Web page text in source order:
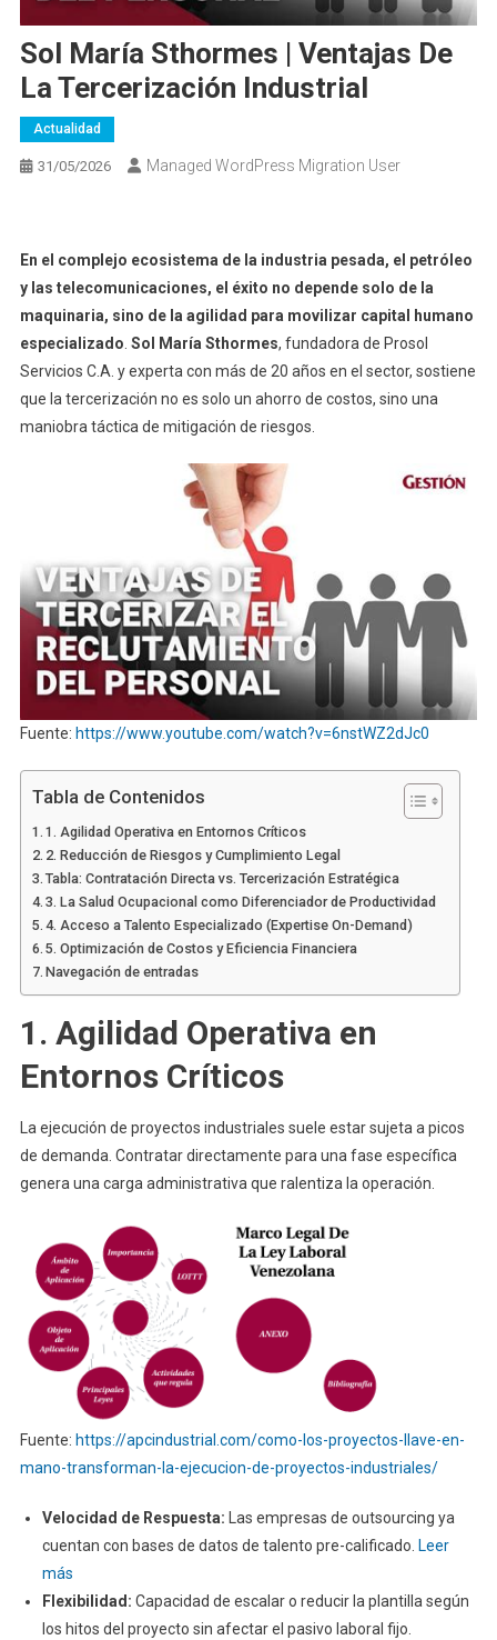
Sol María Sthormes | Ventajas De
La Tercerización Industrial
Actualidad
31/05/2026 Managed WordPress Migration User
En el complejo ecosistema de la industria pesada, el petróleo
y las telecomunicaciones, el éxito no depende solo de la
maquinaria, sino de la agilidad para movilizar capital humano
especializado Sol María Sthormes, fundadora de Prosol
Servicios C.A. y experta con más de 20 años en el sector, sostiene
que la tercerización no es solo un ahorro de costos, sino una
maniobra táctica de mitigación de riesgos.
Fuente: https://www.youtube.com/watch?v=6nstWZ2dJc0
Tabla de Contenidos
1. Agilidad Operativa en Entornos Críticos
2. Reducción de Riesgos y Cumplimiento Legal
Tabla: Contratación Directa vs. Tercerización Estratégica
3. La Salud Ocupacional como Diferenciador de Productividad
4. Acceso a Talento Especializado (Expertise On-Demand)
5. Optimización de Costos y Eficiencia Financiera
Navegación de entradas
1. Agilidad Operativa en
Entornos Críticos
La ejecución de proyectos industriales suele estar sujeta a picos
de demanda. Contratar directamente para una fase específica
genera una carga administrativa que ralentiza la operación.
Fuente: https://apcindustrial.com/como-los-proyectos-llave-en-
mano-transforman-la-ejecucion-de-proyectos-industriales/
Velocidad de Respuesta: Las empresas de outsourcing ya
cuentan con bases de datos de talento pre-calificado. Leer
más
Flexibilidad: Capacidad de escalar o reducir la plantilla según
los hitos del proyecto sin afectar el pasivo laboral fijo.